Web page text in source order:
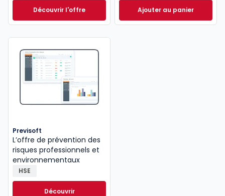
Découvrir l'offreLe guide pénal 2026. 27e éd. à partir de
Dès
Ajouter au panier
ELnet
Previsoft
L’offre de prévention des
risques professionnels et
environnementaux
HSE
Découvrir